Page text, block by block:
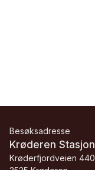
Besøksadresse
Krøderen Stasjon
Krøderfjordveien 440